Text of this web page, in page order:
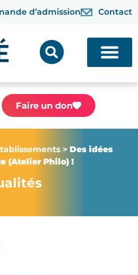
d’admission Contact
Faire un don
> Des idées
(Atelier Philo) !